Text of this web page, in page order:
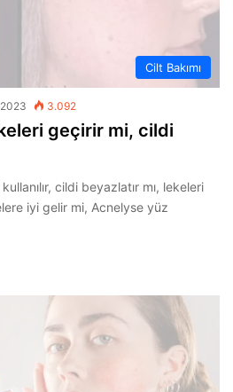
Cilt Bakımı
3.092
geçirir mi, cildi
cildi beyazlatır mı, lekeleri
iyi gelir mi, Acnelyse yüz